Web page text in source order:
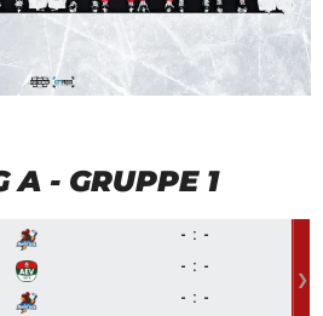
A - GRUPPE 1
-
-
-
-
-
-